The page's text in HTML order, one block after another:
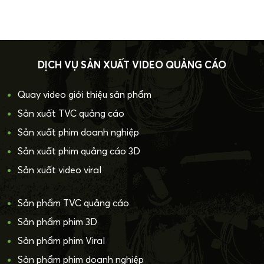
DỊCH VỤ SẢN XUẤT VIDEO QUẢNG CÁO
Quay video giới thiệu sản phẩm
Sản xuất TVC quảng cáo
Sản xuất phim doanh nghiệp
Sản xuất phim quảng cáo 3D
Sản xuất video viral
Sản phẩm TVC quảng cáo
Sản phẩm phim 3D
Sản phẩm phim Viral
Sản phẩm phim doanh nghiệp